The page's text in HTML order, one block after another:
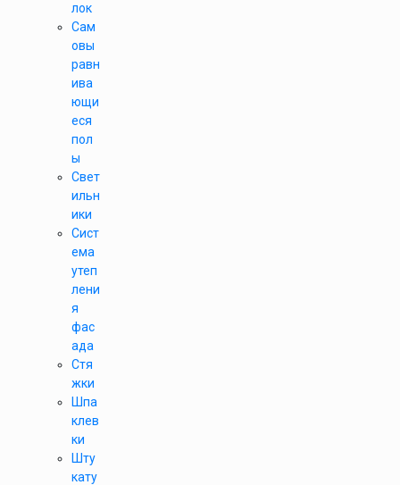
лок
Сам
овы
равн
ива
ющи
еся
пол
ы
Свет
ильн
ики
Сист
ема
утеп
лени
я
фас
ада
Стя
жки
Шпа
клев
ки
Шту
кату